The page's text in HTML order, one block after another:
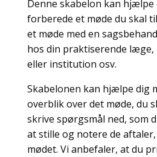
Denne skabelon kan hjælpe
forberede et møde du skal
et møde med en
hos din praktiserende læge,
eller institution osv.
Skabelonen kan hjælpe dig
overblik over det møde, du
skrive spørgsmål ned, som
at stille og notere de
mødet. Vi anbefaler, at du